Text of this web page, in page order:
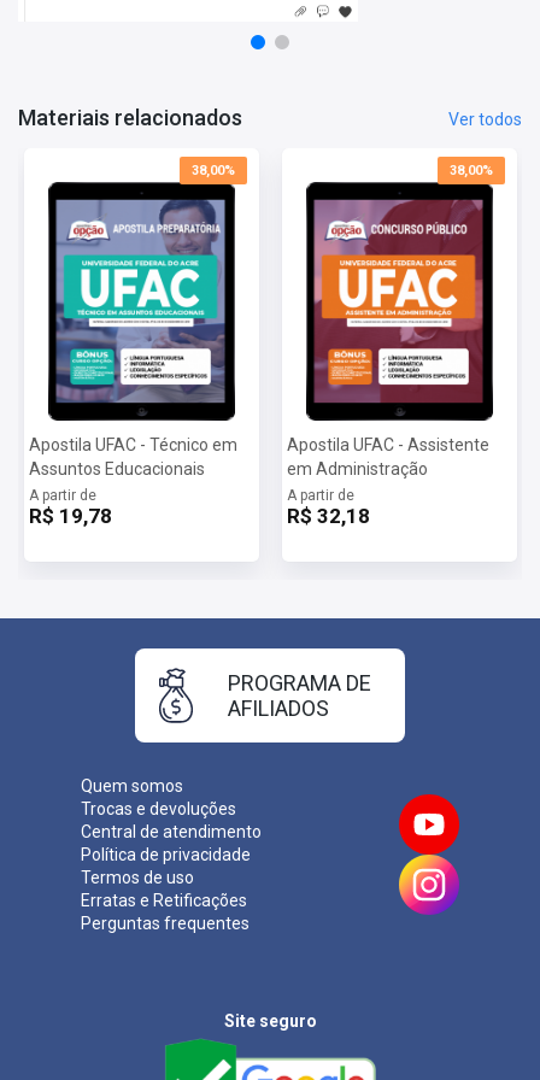
Materiais relacionados Ver todos
38,00%
Apostila UFAC - Técnico em
Assuntos Educacionais
A partir de
R$ 19,78
38,00%
Apostila UFAC - Assistente
em Administração
A partir de
R$ 32,18
Quem somos
Trocas e devoluções
Central de atendimento
Política de privacidade
Termos de uso
Erratas e Retificações
Perguntas frequentes
PROGRAMA DE
AFILIADOS
Site seguro